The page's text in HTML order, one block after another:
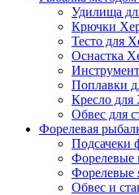
Удилища
Крючки
Тесто для
Оснастка
Поплавки
Кресло для
Обвес для
Форелевая
Подсачеки
Форелевые
Форелевые
Обвес и